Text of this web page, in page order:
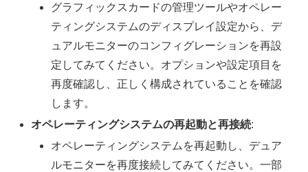
グラフィックスカードの管理ツールやオペレー
ティングシステムのディスプレイ設定から、デ
ュアルモニターのコンフィグレーションを再設
定してみてください。オプションや設定項目を
再度確認し、正しく構成されていることを確認
します。
オペレーティングシステムの再起動と再接続:
オペレーティングシステムを再起動し、デュア
ルモニターを再度接続してみてください。一部